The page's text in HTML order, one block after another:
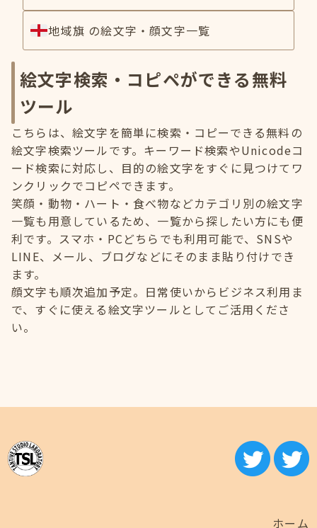
地域旗 の絵文字・顔文字一覧
絵文字検索・コピペができる無料
ツール
こちらは、絵文字を簡単に検索・コピーできる無料の
絵文字検索ツールです。キーワード検索やUnicodeコ
ード検索に対応し、目的の絵文字をすぐに見つけてワ
ンクリックでコピペできます。
笑顔・動物・ハート・食べ物などカテゴリ別の絵文字
一覧も用意しているため、一覧から探したい方にも便
利です。スマホ・PCどちらでも利用可能で、SNSや
LINE、メール、ブログなどにそのまま貼り付けでき
ます。
顔文字も順次追加予定。日常使いからビジネス利用ま
で、すぐに使える絵文字ツールとしてご活用くださ
い。
ホーム